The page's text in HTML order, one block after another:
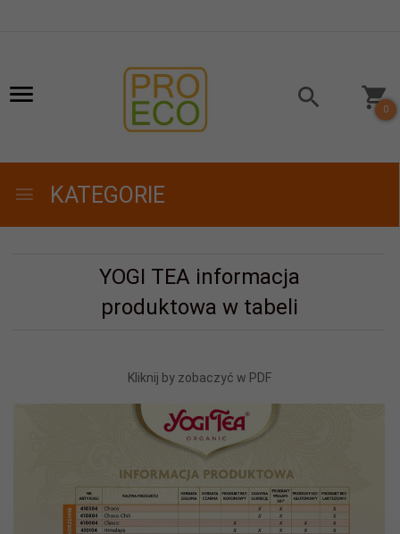
0
KATEGORIE
YOGI TEA informacja
produktowa w tabeli
Kliknij by zobaczyć w PDF